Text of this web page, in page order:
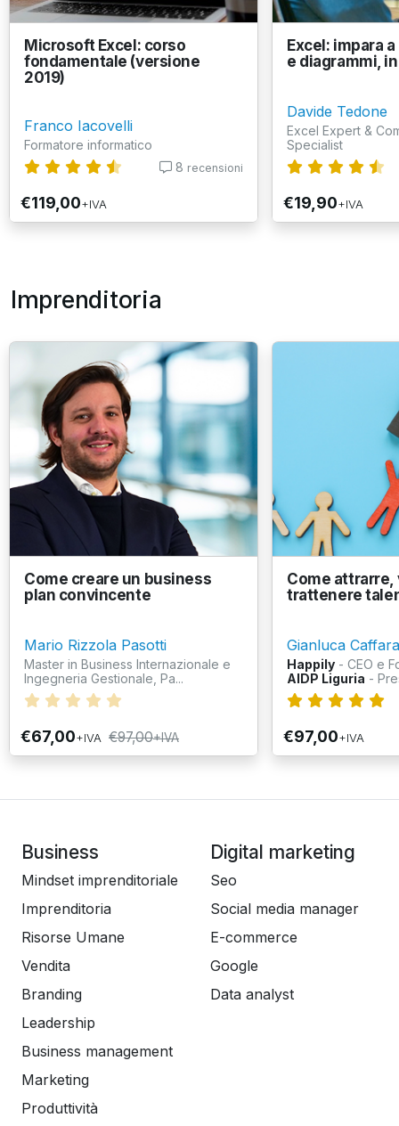
Microsoft Excel: corso
fondamentale (versione
2019)
Franco Iacovelli
Formatore informatico
8 recensioni
€119,00+IVA
Excel: impara
e diagrammi,
Davide Tedone
Excel Expert &
Specialist
€19,90+IVA
Imprenditoria
Come creare un business
plan convincente
Mario Rizzola Pasotti
Master in Business Internazionale e
Ingegneria Gestionale, Pa...
€97,00+IVA
€67,00+IVA
Come attrarre,
trattenere
Gianluca
Happily - CEO e
AIDP Liguria -
€97,00+IVA
Business
Mindset imprenditoriale
Imprenditoria
Risorse Umane
Vendita
Branding
Leadership
Business management
Marketing
Produttività
Digital marketing
Seo
Social media manager
E-commerce
Google
Data analyst